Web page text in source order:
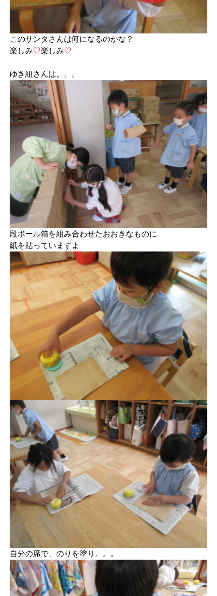
このサンタさんは何になるのかな？
楽しみ♡楽しみ♡
ゆき組さんは。。。
段ボール箱を組み合わせたおおきなものに
紙を貼っていますよ
自分の席で、のりを塗り。。。